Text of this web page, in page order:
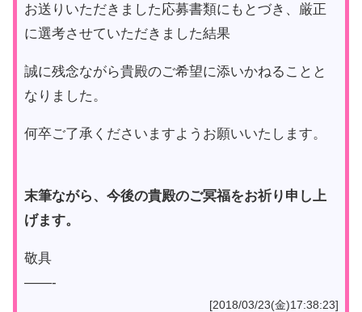
お送りいただきました応募書類にもとづき、厳正
に選考させていただきました結果
誠に残念ながら貴殿のご希望に添いかねることと
なりました。
何卒ご了承くださいますようお願いいたします。
末筆ながら、今後の貴殿のご冥福をお祈り申し上
げます。
敬具
——-
[2018/03/23(金)17:38:23]